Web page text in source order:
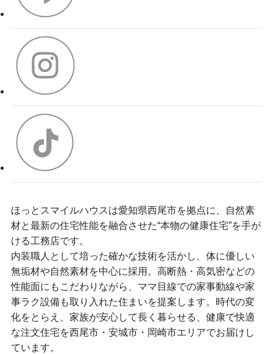
ほっとスマイルハウスは愛知県西尾市を拠点に、自然素
材と最新の住宅性能を融合させた“本物の健康住宅”を手が
ける工務店です。
内装職人として培った確かな技術を活かし、体に優しい
無垢材や自然素材を中心に採用。高断熱・高気密などの
性能面にもこだわりながら、ママ目線での家事動線や家
事ラク設備も取り入れた住まいを提案します。時代の変
化をとらえ、家族が安心して長く暮らせる、健康で快適
な注文住宅を西尾市・安城市・岡崎市エリアでお届けし
ています。